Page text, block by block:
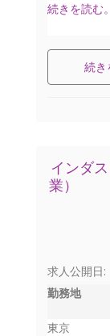
続きを読む。
続き
インダ
業）
求人公開
勤務地
東京